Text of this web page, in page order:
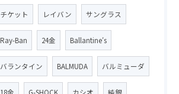
チケット レイバン サングラス
Ray-Ban 24金 Ballantine′s
バランタイン BALMUDA バルミューダ